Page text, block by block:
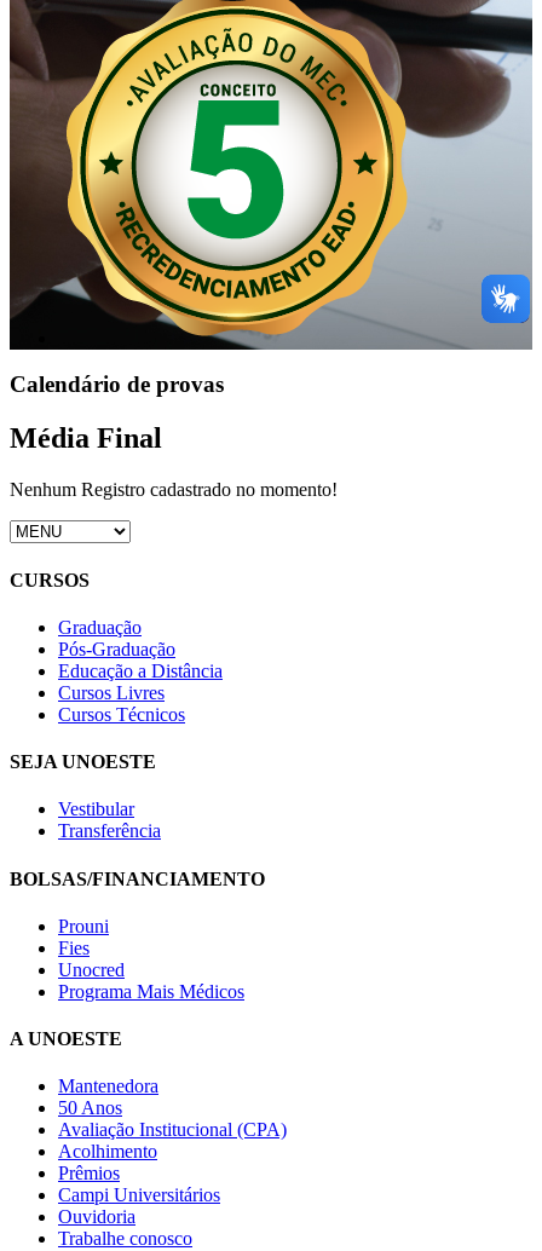
Calendário de provas
Média Final
Nenhum Registro cadastrado no momento!
CURSOS
Graduação
Pós-Graduação
Educação a Distância
Cursos Livres
Cursos Técnicos
SEJA UNOESTE
Vestibular
Transferência
BOLSAS/FINANCIAMENTO
Prouni
Fies
Unocred
Programa Mais Médicos
A UNOESTE
Mantenedora
50 Anos
Avaliação Institucional (CPA)
Acolhimento
Prêmios
Campi Universitários
Ouvidoria
Trabalhe conosco